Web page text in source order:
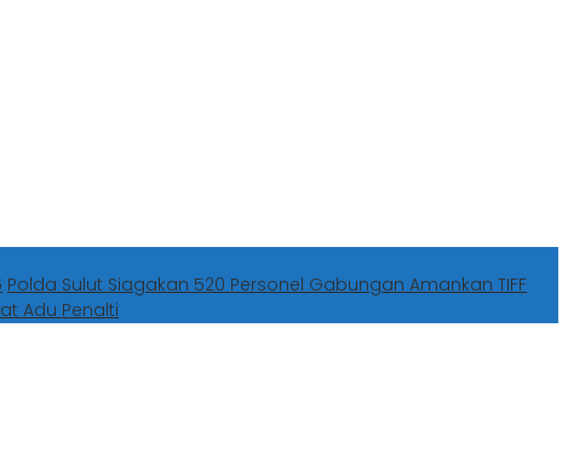
Polda Sulut Siagakan 520 Personel Gabungan Amankan TIFF
Adu Penalti